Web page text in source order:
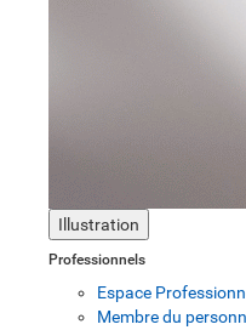
Illustration
Professionnels
Espace
Membre du